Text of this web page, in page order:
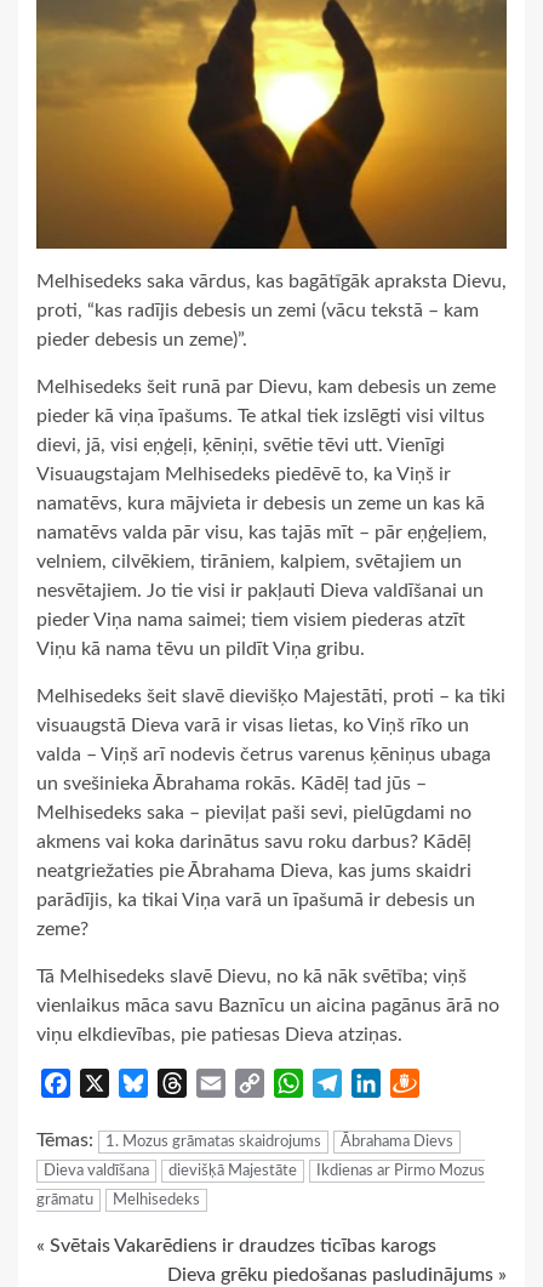
Melhisedeks saka vārdus, kas bagātīgāk apraksta Dievu,
proti, “kas radījis debesis un zemi (vācu tekstā – kam
pieder debesis un zeme)”.
Melhisedeks šeit runā par Dievu, kam debesis un zeme
pieder kā viņa īpašums. Te atkal tiek izslēgti visi viltus
dievi, jā, visi eņģeļi, ķēniņi, svētie tēvi utt. Vienīgi
Visuaugstajam Melhisedeks piedēvē to, ka Viņš ir
namatēvs, kura mājvieta ir debesis un zeme un kas kā
namatēvs valda pār visu, kas tajās mīt – pār eņģeļiem,
velniem, cilvēkiem, tirāniem, kalpiem, svētajiem un
nesvētajiem. Jo tie visi ir pakļauti Dieva valdīšanai un
pieder Viņa nama saimei; tiem visiem piederas atzīt
Viņu kā nama tēvu un pildīt Viņa gribu.
Melhisedeks šeit slavē dievišķo Majestāti, proti – ka tiki
visuaugstā Dieva varā ir visas lietas, ko Viņš rīko un
valda – Viņš arī nodevis četrus varenus ķēniņus ubaga
un svešinieka Ābrahama rokās. Kādēļ tad jūs –
Melhisedeks saka – pieviļat paši sevi, pielūgdami no
akmens vai koka darinātus savu roku darbus? Kādēļ
neatgriežaties pie Ābrahama Dieva, kas jums skaidri
parādījis, ka tikai Viņa varā un īpašumā ir debesis un
zeme?
Tā Melhisedeks slavē Dievu, no kā nāk svētība; viņš
vienlaikus māca savu Baznīcu un aicina pagānus ārā no
viņu elkdievības, pie patiesas Dieva atziņas.
Facebook BlueskyThreads
Email
Copy
WhatsApp
TelegramLinkedIn
Tēmas: 1. Mozus grāmatas skaidrojums
Ābrahama Dievs
Dieva valdīšana
dievišķā Majestāte
Ikdienas ar Pirmo Mozus
grāmatu
Melhisedeks
Continue
« Svētais Vakarēdiens ir draudzes ticības karogs
Dieva grēku piedošanas pasludinājums »